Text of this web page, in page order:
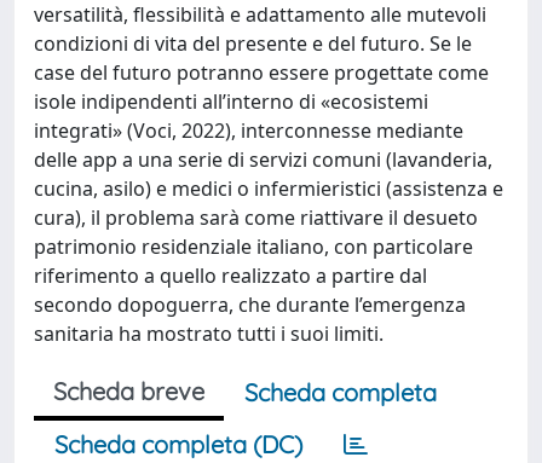
versatilità, flessibilità e adattamento alle mutevoli
condizioni di vita del presente e del futuro. Se le
case del futuro potranno essere progettate come
isole indipendenti all’interno di «ecosistemi
integrati» (Voci, 2022), interconnesse mediante
delle app a una serie di servizi comuni (lavanderia,
cucina, asilo) e medici o infermieristici (assistenza e
cura), il problema sarà come riattivare il desueto
patrimonio residenziale italiano, con particolare
riferimento a quello realizzato a partire dal
secondo dopoguerra, che durante l’emergenza
sanitaria ha mostrato tutti i suoi limiti.
Scheda breve
Scheda completa
Scheda completa (DC)